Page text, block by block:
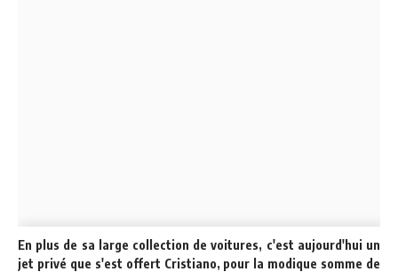
En plus de sa large collection de voitures, c'est aujourd'hui un
jet privé que s'est offert Cristiano, pour la modique somme de